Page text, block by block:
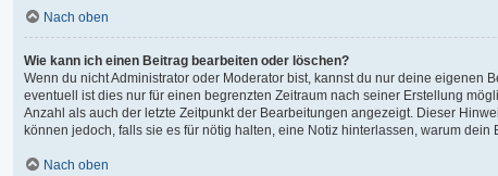
Nach oben
Wie kann ich einen Beitrag bearbeiten oder löschen?
Wenn du nicht Administrator oder Moderator bist, kannst du nur deine eigenen
eventuell ist dies nur für einen begrenzten Zeitraum nach seiner Erstellung
Anzahl als auch der letzte Zeitpunkt der Bearbeitungen angezeigt. Dieser
können jedoch, falls sie es für nötig halten, eine Notiz hinterlassen, warum
Nach oben